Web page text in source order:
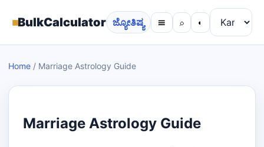
▦BulkCalculator ಜ್ಯೋತಿಷ್ಯ ☰ ⌕ ◐
Home / Marriage Astrology Guide
Marriage Astrology Guide